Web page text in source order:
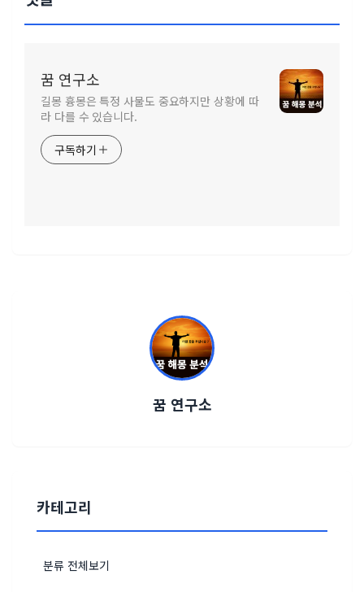
꿈 연구소
길몽 흉몽은 특정 사물도 중요하지만 상황에 따
라 다를 수 있습니다.
구독하기
꿈 연구소
카테고리
분류 전체보기